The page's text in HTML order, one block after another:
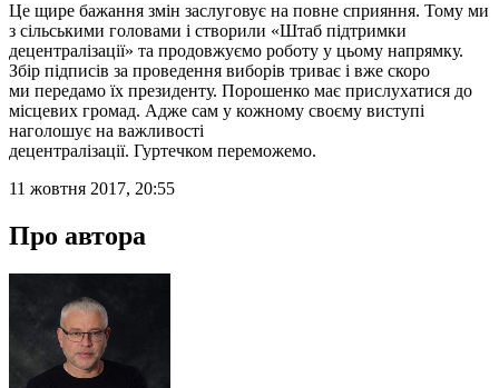
Це щире бажання змін заслуговує на повне сприяння. Тому ми
з сільськими головами і створили «Штаб підтримки
децентралізації» та продовжуємо роботу у цьому напрямку.
Збір підписів за проведення виборів триває і вже скоро
ми передамо їх президенту. Порошенко має прислухатися до
місцевих громад. Адже сам у кожному своєму виступі
наголошує на важливості
децентралізації. Гуртечком переможемо.
11 жовтня 2017, 20:55
Про автора